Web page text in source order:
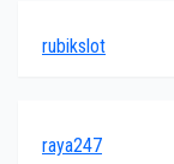
rubikslot
raya247